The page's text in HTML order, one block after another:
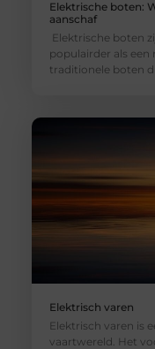
Elektrische boten:
aanschaf
Elektrische boten
populairder als
traditionele boten
Elektrisch varen
Elektrisch varen is
vaartwereld. Het